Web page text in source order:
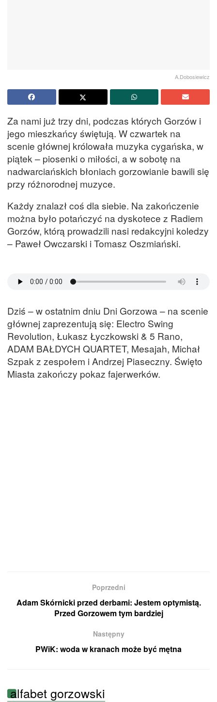
A.Dobosiewicz
Za nami już trzy dni, podczas których Gorzów i
jego mieszkańcy świętują. W czwartek na
scenie głównej królowała muzyka cygańska, w
piątek – piosenki o miłości, a w sobotę na
nadwarciańskich błoniach gorzowianie bawili się
przy różnorodnej muzyce.
Każdy znalazł coś dla siebie. Na zakończenie
można było potańczyć na dyskotece z Radiem
Gorzów, którą prowadzili nasi redakcyjni koledzy
– Paweł Owczarski i Tomasz Oszmiański.
Dziś – w ostatnim dniu Dni Gorzowa – na scenie
głównej zaprezentują się: Electro Swing
Revolution, Łukasz Łyczkowski & 5 Rano,
ADAM BAŁDYCH QUARTET, Mesajah, Michał
Szpak z zespołem i Andrzej Piaseczny. Święto
Miasta zakończy pokaz fajerwerków.
Poprzedni
Adam Skórnicki przed derbami: Jestem optymistą.
Przed Gorzowem tym bardziej
Następny
PWiK: woda w kranach może być mętna
alfabet gorzowski